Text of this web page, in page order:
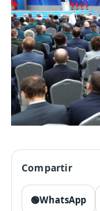
Compartir
🟢WhatsApp